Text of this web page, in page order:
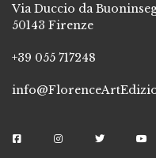
Via Duccio da
50143 Firenze
+39 055 717248